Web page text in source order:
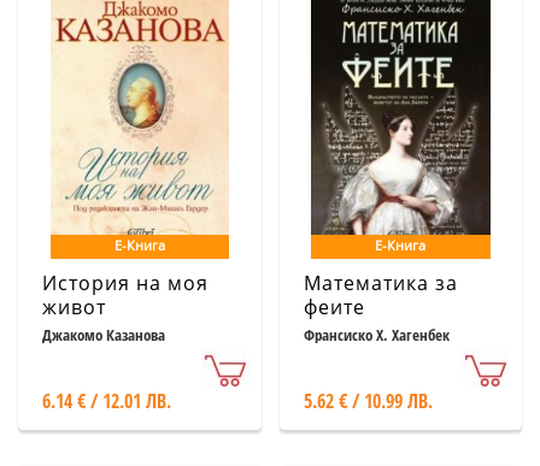
Е-Книга
История на моя
живот
Джакомо Казанова
6.14 € / 12.01 ЛВ.
Е-Книга
Математика за
феите
Франсиско Х. Хагенбек
5.62 € / 10.99 ЛВ.